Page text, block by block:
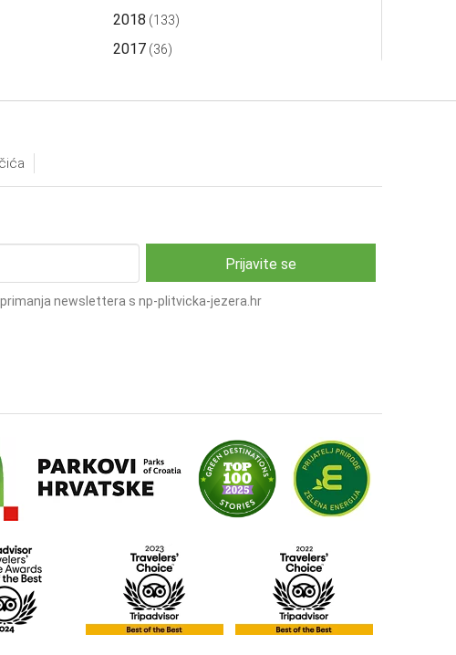
2018 (133)
2017 (36)
newslettera s np-plitvicka-jezera.hr